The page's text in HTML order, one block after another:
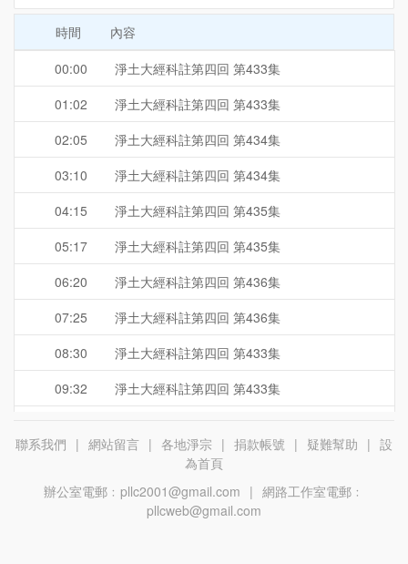
時間
內容
00:00
淨土大經科註第四回 第433集
01:02
淨土大經科註第四回 第433集
02:05
淨土大經科註第四回 第434集
03:10
淨土大經科註第四回 第434集
04:15
淨土大經科註第四回 第435集
05:17
淨土大經科註第四回 第435集
06:20
淨土大經科註第四回 第436集
07:25
淨土大經科註第四回 第436集
08:30
淨土大經科註第四回 第433集
09:32
淨土大經科註第四回 第433集
淨土大經科註第四回 第434集
12:45
淨土大經科註第四回 第435集
聯系我們 | 網站留言 | 各地淨宗 | 捐款帳號 | 疑難幫助 | 設
為首頁
辦公室電郵﹕pllc2001@gmail.com | 網路工作室電郵﹕
pllcweb@gmail.com